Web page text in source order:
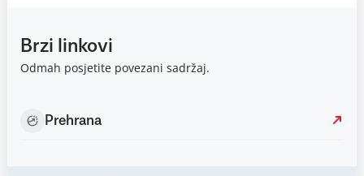
Brzi linkovi
Odmah posjetite povezani sadržaj.
Prehrana